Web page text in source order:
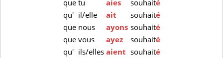
que tu aies souhaité
qu' il/elle ait souhaité
que nous ayons souhaité
que vous ayez souhaité
qu' ils/elles aient souhaité